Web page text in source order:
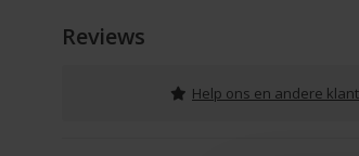
Reviews
Help ons en andere